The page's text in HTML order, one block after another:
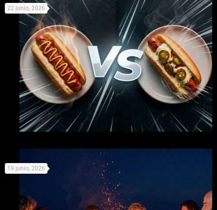
competición
el Mundial
22 junio, 2026
19 junio, 2026